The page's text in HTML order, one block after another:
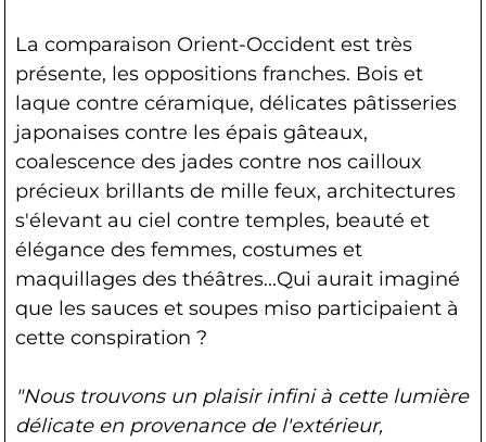
La comparaison Orient-Occident est très
présente, les oppositions franches. Bois et
laque contre céramique, délicates pâtisseries
japonaises contre les épais gâteaux,
coalescence des jades contre nos cailloux
précieux brillants de mille feux, architectures
s'élevant au ciel contre temples, beauté et
élégance des femmes, costumes et
maquillages des théâtres...Qui aurait imaginé
que les sauces et soupes miso participaient à
cette conspiration ?
"Nous trouvons un plaisir infini à cette lumière
délicate en provenance de l'extérieur,